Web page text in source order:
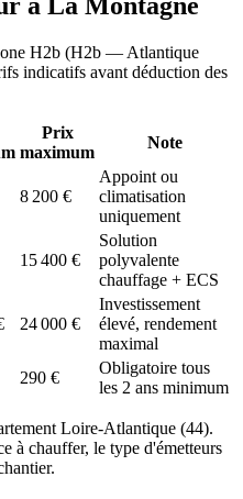
H2b (H2b — Atlantique
indicatifs avant déduction des
Prix
maximum
Note
8 200 €
Appoint ou
climatisation
uniquement
15 400 €
Solution
polyvalente
chauffage + ECS
24 000 €
Investissement
élevé, rendement
maximal
290 €
Obligatoire tous
les 2 ans minimum
Loire-Atlantique (44).
à chauffer, le type d'émetteurs